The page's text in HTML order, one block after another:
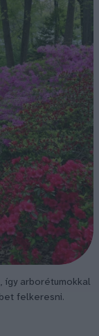
így arborétumokkal
felkeresni.